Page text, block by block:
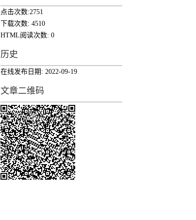
点击次数:2751
下载次数: 4510
HTML阅读次数: 0
历史
在线发布日期: 2022-09-19
文章二维码